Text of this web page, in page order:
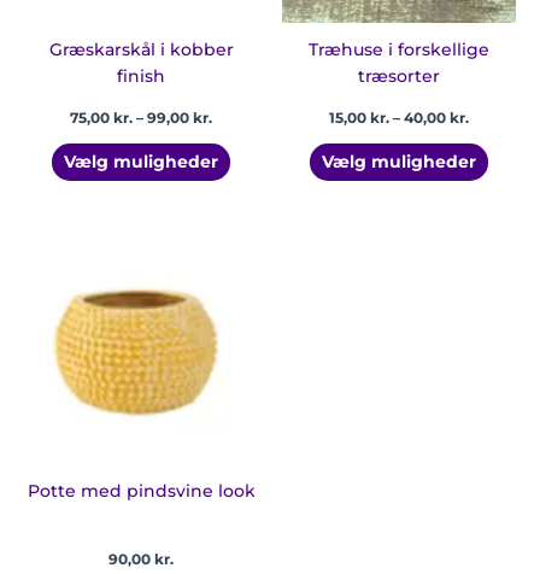
Græskarskål i kobber
finish
75,00 kr. – 99,00 kr.
Vælg muligheder
varesidenTræhuse i forskellige
træsorter
15,00 kr. – 40,00 kr.
Vælg muligheder
på
Potte med pindsvine look
90,00 kr.